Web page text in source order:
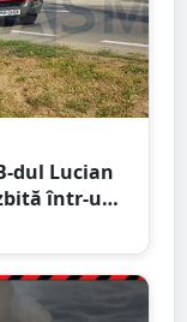
dul Lucian
într-un